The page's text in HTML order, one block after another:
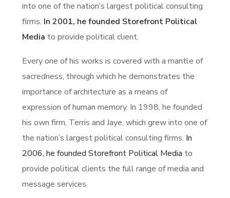
into one of the nation’s largest political consulting
firms. In 2001, he founded Storefront Political
Media to provide political client.
Every one of his works is covered with a mantle of
sacredness, through which he demonstrates the
importance of architecture as a means of
expression of human memory. In 1998, he founded
his own firm, Terris and Jaye, which grew into one of
the nation’s largest political consulting firms. In
2006, he founded Storefront Political Media to
provide political clients the full range of media and
message services.